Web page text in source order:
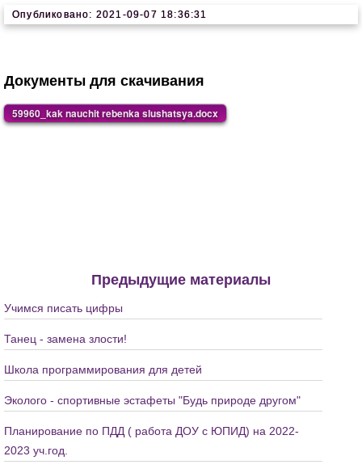
Опубликовано: 2021-09-07 18:36:31
Документы для скачивания
59960_kak nauchit rebenka slushatsya.docx
Предыдущие материалы
Учимся писать цифры
Танец - замена злости!
Школа программирования для детей
Эколого - спортивные эстафеты "Будь природе другом"
Планирование по ПДД ( работа ДОУ с ЮПИД) на 2022-
2023 уч.год.